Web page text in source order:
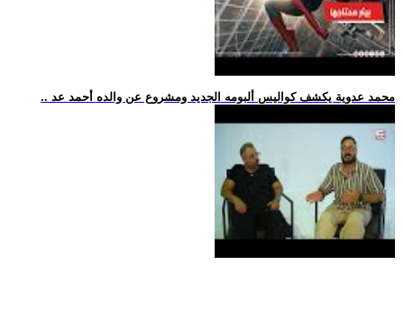
.. محمد عدوية يكشف كواليس ألبومه الجديد ومشروع عن والده أحمد عد